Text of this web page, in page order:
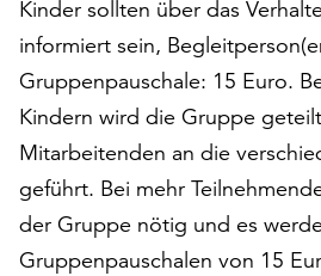
Weitere
Informationen
finden
Sie
in
unserer
Datenschutzerklärung
oder
dem
Kinder sollten über das
informiert sein,
Gruppenpauschale: 15 Euro.
Kindern wird die Gruppe
Mitarbeitenden an die
geführt. Bei mehr
der Gruppe nötig und es
Gruppenpauschalen von 15